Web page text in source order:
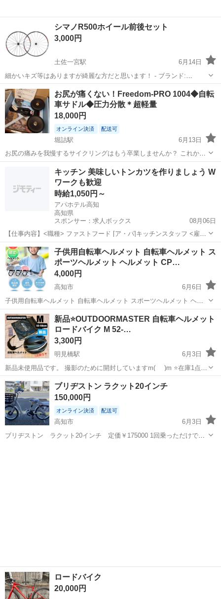
シマノR500ホイール前後セット
3,000円
土佐一宮駅
6月14日
細かいキズ等はありますが綺麗な方だと思います！ - ブランド:
SHIMANO - タイプ: 完組ホイール - セット内容: 前後セット - スプロケ
ットは付属しません
高知 高知市 土佐一宮駅
お尻が痛くない！Freedom-PRO 1004◆自転
車サドル◆圧力分散＊超軽量
18,000円
オンライン決済 配送可
堀詰駅
6月13日
お尻の痛みを我慢するサイクリングはもう卒業しませんか？ これから
のシーズン、ロングライドやツーリングを楽しみたい方に最適です。
サイクリングを、もっと自由に、もっと遠くへ。 「have a freedom
その他
キッチン 美味しいトンカツを作りましょう W
ワークも歓迎
時給1,050円～
アパホテル高知
高知県
スポンサー：求人ボックス
08月06日
【仕事内容】<職種> ファストフード [ア・パ]キッチンスタッフ <雇用
形態> アルバイト・パート <給与> [ア・パ]時給1,050円～ 技術の習得
により時給は上がります。 給与:毎月15日払い 土日祝勤務可能な方は
優遇いたしま...
アルバイト・パート
子供用自転車ヘルメット 自転車ヘルメット ス
ポーツヘルメット ヘルメット CP…
4,000円
高知市
6月6日
子供用自転車ヘルメット 自転車ヘルメット スポーツヘルメット ヘル
メット CPSC安全規格 ASTM安全規格 軽量 通気性 3D保護クッション
置換クッション 全方位保護 洗濯可能 通学 スケートボード 大人 子供
こども ...
高知 高知市 その他
新品⭐️OUTDOORMASTER 自転車ヘルメット
ロードバイク M 52-…
3,300円
明見橋駅
6月3日
新品未使用品です。 撮影のために開封していますm(_ _)m ⭐️在庫1点限
り⭐️ OUTDOORMASTER 自転車ヘルメット ロードバイク MTB 両用ヘ
ルメット ASTM安全規格 LEDライト バイザー付き 一...
高知 高知市 明見橋駅 その他
ブリヂストン ラクット20インチ
150,000円
オンライン決済 配送可
高知市
6月3日
ブリヂストン ラクット20インチ 定価￥175000 1回乗っただけで使
ロードバイク
20,000円